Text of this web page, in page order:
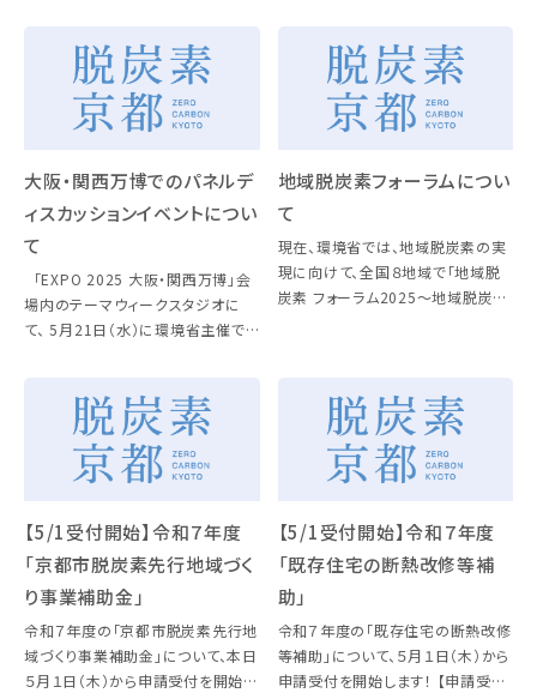
1月5日（月）より業務を再開します。
おられた方は、御理解のほどよろし
くお願いいたします。 なお、 […]
大阪・関西万博でのパネルデ
ィスカッションイベントについ
て
「EXPO 2025 大阪・関西万博」会
場内のテーマウィークスタジオに
て、 5月21日（水）に環境省主催で
す。 官民の地域脱炭素のプレイヤー
地域脱炭素フォーラムについ
て
現在、環境省では、地域脱炭素の実
現に向けて、全国８地域で「地域脱
炭素 フォーラム2025～地域脱炭素
催します。 本フ […]
【5/1受付開始】令和７年度
「京都市脱炭素先行地域づく
り事業補助金」
令和７年度の「京都市脱炭素先行地
域づくり事業補助金」について、本日
５月１日（木）から申請受付を開始し
【5/1受付開始】令和７年度
「既存住宅の断熱改修等補
助」
令和７年度の「既存住宅の断熱改修
等補助」について、５月１日（木）から
申請受付を開始します！ 【申請受付